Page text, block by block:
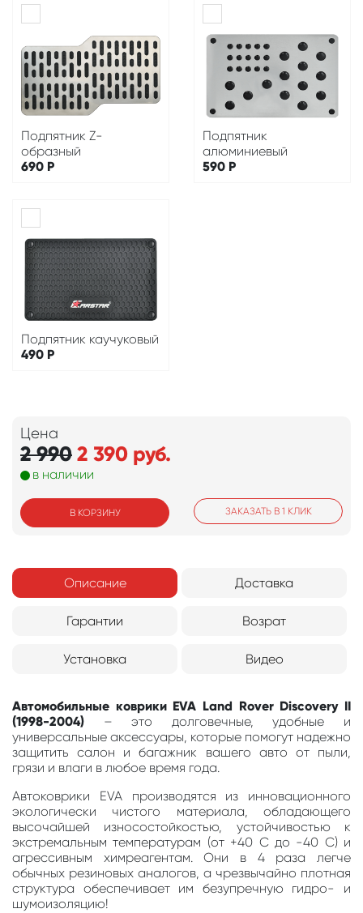
Подпятник Z-
образный
690 Р
Подпятник
алюминиевый
590 Р
Подпятник каучуковый
490 Р
Цена
2 9902 390 руб.
в наличии
В КОРЗИНУ ЗАКАЗАТЬ В 1 КЛИК
Описание Доставка
Гарантии Возрат
Установка Видео
Автомобильные коврики EVA Land Rover Discovery II
(1998-2004) – это долговечные, удобные и
универсальные аксессуары, которые помогут надежно
защитить салон и багажник вашего авто от пыли,
грязи и влаги в любое время года.
Автоковрики EVA производятся из инновационного
экологически чистого материала, обладающего
высочайшей износостойкостью, устойчивостью к
экстремальным температурам (от +40 С до -40 С) и
агрессивным химреагентам. Они в 4 раза легче
обычных резиновых аналогов, а чрезвычайно плотная
структура обеспечивает им безупречную гидро- и
шумоизоляцию!